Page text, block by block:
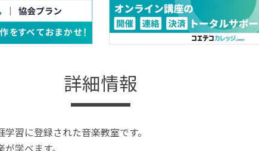
詳細情報
習に登録された音楽教室です。